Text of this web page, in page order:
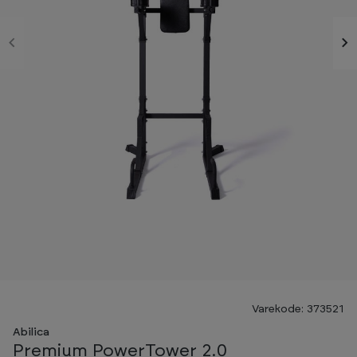
Varekode: 373521
Abilica
Premium PowerTower 2.0